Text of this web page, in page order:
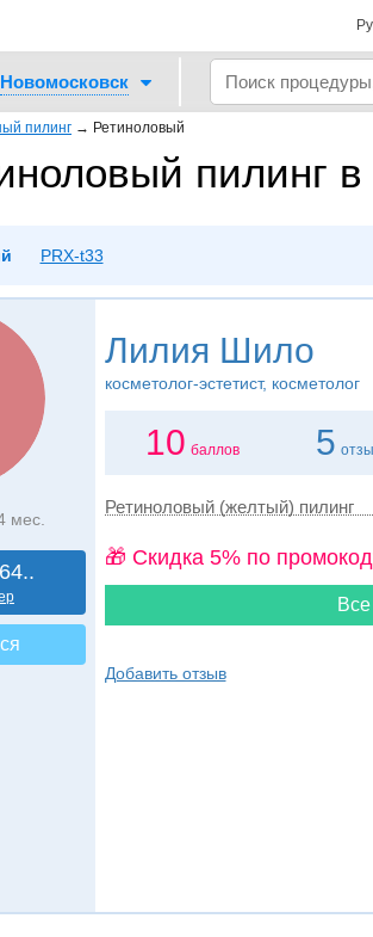
Новомосковск
пилинг → Ретиноловый
пилинг
PRX-t33
мес.
Лилия Шило
косметолог-эстетист, косметолог
10 баллов 5
Ретиноловый (желтый) пилинг
🎁 Cкидка 5% по
Добавить отзыв